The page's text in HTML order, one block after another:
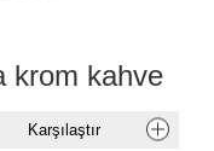
krom kahve